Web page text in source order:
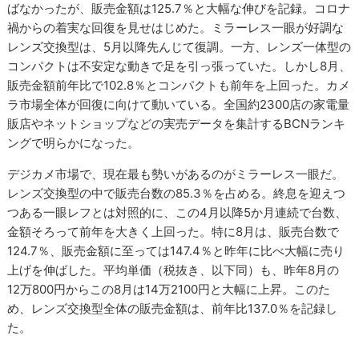
ばなかったが、販売金額は125.7％と大幅な伸びを記録。コロナ
禍からの着実な回復を見せはじめた。ミラーレス一眼が好調な
レンズ交換型は、5月以降先んじて復調。一方、レンズ一体型の
コンパクトは不安定な動きで足を引っ張っていた。しかし8月、
販売金額前年比で102.8％とコンパクトも前年を上回った。カメ
ラ市場全体が回復に向けて動いている。全国約2300店の家電量
販店やネットショップなどの実売データを集計するBCNランキ
ングで明らかになった。
デジカメ市場で、現在最も勢いがあるのがミラーレス一眼だ。
レンズ交換型の中で販売台数の85.3％を占める。終息を迎えつ
つある一眼レフとは対照的に、この4月以降5か月連続で台数、
金額そろって前年を大きく上回った。特に8月は、販売台数で
124.7％、販売金額に至っては147.4％と昨年に比べ大幅に売り
上げを伸ばした。平均単価（税抜き、以下同）も、昨年8月の
12万800円からこの8月は14万2100円と大幅に上昇。このた
め、レンズ交換型全体の販売金額は、前年比137.0％を記録し
た。